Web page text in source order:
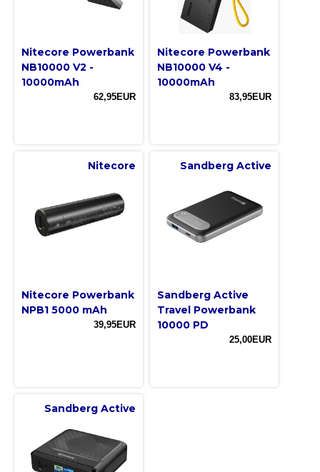
Nitecore Powerbank
NB10000 V2 -
10000mAh
62,95EUR
Nitecore Powerbank
NB10000 V4 -
10000mAh
83,95EUR
Nitecore
Nitecore Powerbank
NPB1 5000 mAh
39,95EUR
Sandberg Active
Sandberg Active
Travel Powerbank
10000 PD
25,00EUR
Sandberg Active